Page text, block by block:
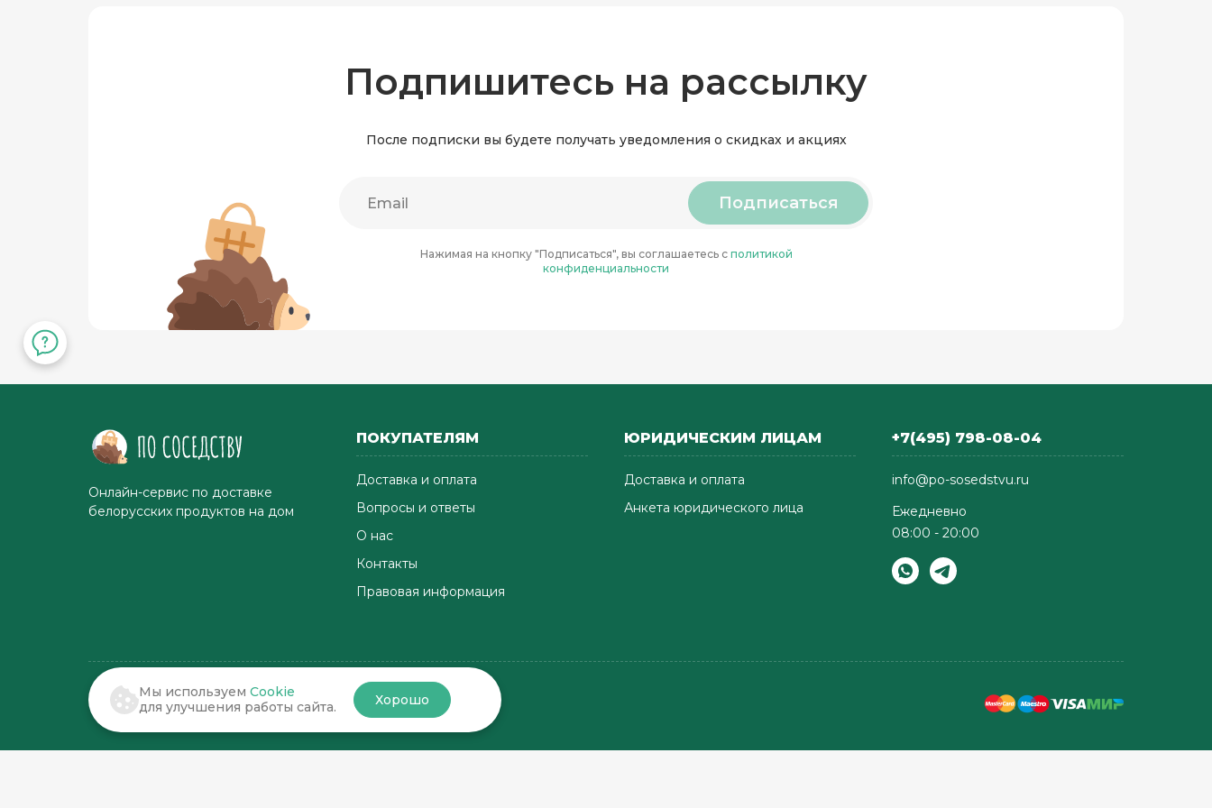
Подпишитесь на рассылку
После подписки вы будете получать уведомления о скидках и акциях
Подписаться
Нажимая на кнопку "Подписаться", вы соглашаетесь с политикой
конфиденциальности
Онлайн-сервис по доставке
белорусских продуктов на дом
ПОКУПАТЕЛЯМ
Доставка и оплата
Вопросы и ответы
О нас
Контакты
Правовая информация
ЮРИДИЧЕСКИМ ЛИЦАМ
Доставка и оплата
Анкета юридического лица
+7(495) 798-08-04
info@po-sosedstvu.ru
Ежедневно
08:00 - 20:00
© 2022-2026 . По соседству
Мы используем Cookie
для улучшения работы сайта.
Хорошо